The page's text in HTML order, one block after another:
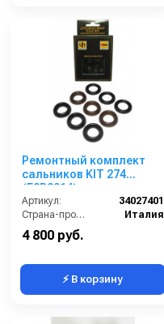
Ремонтный комплект
сальников KIT 274
(E2B2014)
Артикул:
34027401
Страна-производитель:
Италия
4 800 руб.
⚡ В корзину